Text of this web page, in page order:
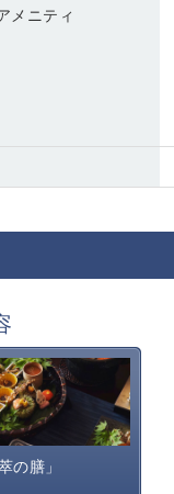
メニティ
の膳」
のお食事は、旬
全な食材を信州
理方法で提供す
料理全...